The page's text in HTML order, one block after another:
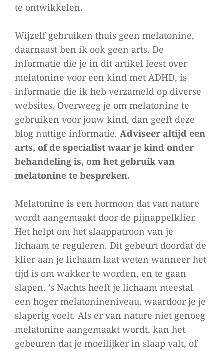
kind
met
ADHD?
te ontwikkelen.
Wijzelf gebruiken thuis geen melatonine,
daarnaast ben ik ook geen arts. De
informatie die je in dit artikel leest over
melatonine voor een kind met ADHD, is
informatie die ik heb verzameld op diverse
websites. Overweeg je om melatonine te
gebruiken voor jouw kind, dan geeft deze
blog nuttige informatie. Adviseer altijd een
arts, of de specialist waar je kind onder
behandeling is, om het gebruik van
melatonine te bespreken.
Melatonine is een hormoon dat van nature
wordt aangemaakt door de pijnappelklier.
Het helpt om het slaappatroon van je
lichaam te reguleren. Dit gebeurt doordat de
klier aan je lichaam laat weten wanneer het
tijd is om wakker te worden, en te gaan
slapen. ’s Nachts heeft je lichaam meestal
een hoger melatonineniveau, waardoor je je
slaperig voelt. Als er van nature niet genoeg
melatonine aangemaakt wordt, kan het
gebeuren dat je moeilijker in slaap valt, of